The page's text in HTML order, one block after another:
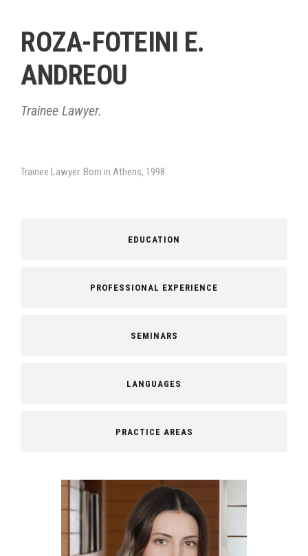
ROZA-FOTEINI Ε.
ANDREOU
Trainee Lawyer.
Trainee Lawyer. Born in Athens, 1998.
EDUCATION
PROFESSIONAL EXPERIENCE
SEMINARS
LANGUAGES
PRACTICE AREAS